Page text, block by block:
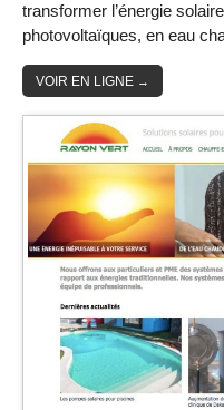
transformer l’énergie
photovoltaïques, en eau
VOIR EN LIGNE